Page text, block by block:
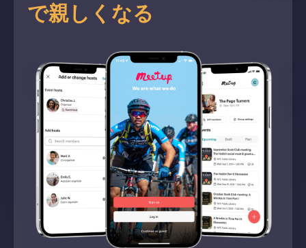
で親しくなる